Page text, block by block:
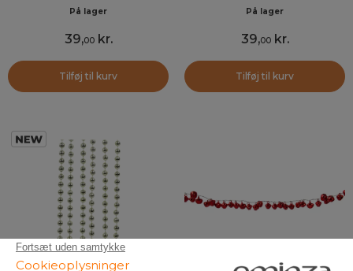
På lager
39,00kr.
Tilføj til kurv
På lager
39,00kr.
Tilføj til kurv